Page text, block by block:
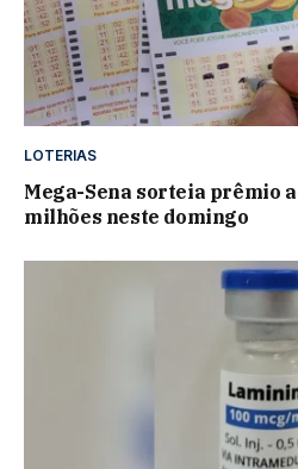
LOTERIAS
Mega-Sena sorteia prêmio
milhões neste domingo